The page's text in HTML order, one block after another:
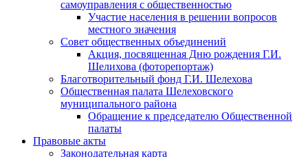
самоуправления с общественностью
Участие населения в решении вопросов
местного значения
Совет общественных объединений
Акция, посвященная Дню рождения Г.И.
Шелихова (фоторепортаж)
Благотворительный фонд Г.И. Шелехова
Общественная палата Шелеховского
муниципального района
Обращение к председателю Общественной
палаты
Правовые акты
Законодательная карта